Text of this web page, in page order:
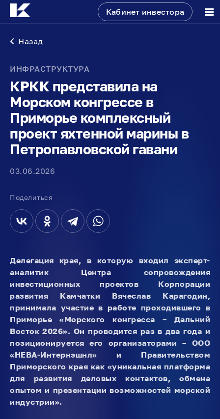
Кабинет инвестора
Назад
ИНФРАСТРУКТУРА
КРКК представила на
Морском конгрессе в
Приморье комплексный
проект яхтенной марины в
Петропавловской гавани
03.06.2026
Поделиться
Делегация края, в которую входил эксперт-
аналитик Центра сопровождения
инвестиционных проектов Корпорации
развития Камчатки Вячеслав Карагодин,
принимала участие в работе проходившего в
Приморье «Морского конгресса – Дальний
Восток 2026». Он проводится раз в два года и
позиционируется его организаторами – ООО
«НЕВА-Интернэшнл» и Правительством
Приморского края как «уникальная платформа
для развития деловых контактов, обмена
опытом и презентации возможностей морской
индустрии».